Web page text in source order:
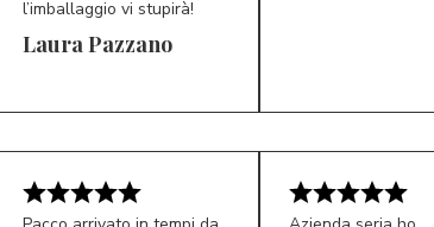
LP 5/5
l’imballaggio vi stupirà!
Laura Pazzano